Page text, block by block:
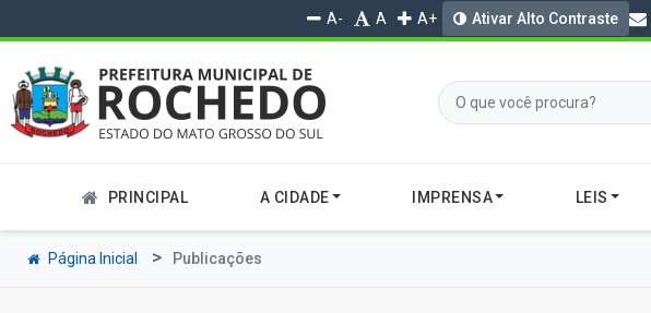
A- A A+ Ativar Alto Contraste
PRINCIPAL A CIDADE IMPRENSA LEIS
Página Inicial Publicações